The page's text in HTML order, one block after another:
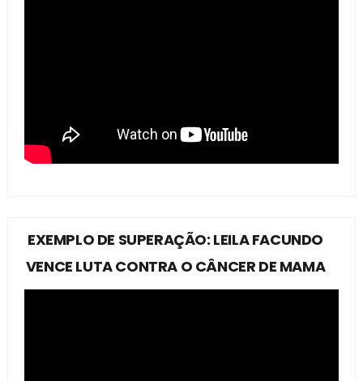
EXEMPLO DE SUPERAÇÃO: LEILA FACUNDO
VENCE LUTA CONTRA O CÂNCER DE MAMA